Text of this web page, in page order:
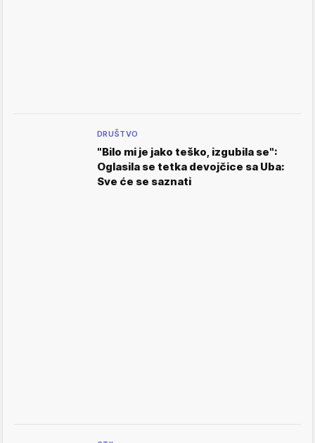
DRUŠTVO
"Bilo mi je jako teško, izgubila se":
Oglasila se tetka devojčice sa Uba:
Sve će se saznati